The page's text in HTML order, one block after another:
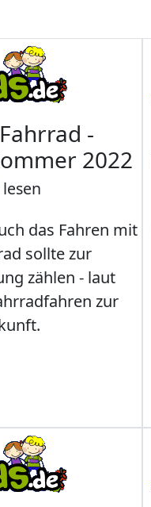
-
2022
lesen
das Fahren mit
sollte zur
zählen - laut
zur